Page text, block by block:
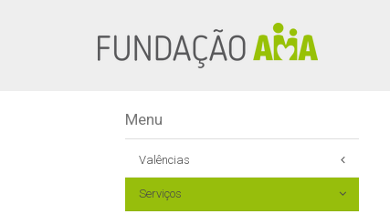
Menu
Valências
Apoios dos 0 aos 6 anos
Serviços